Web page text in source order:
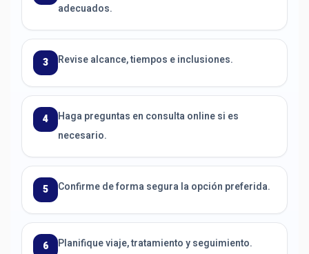
adecuados.
3 Revise alcance, tiempos e inclusiones.
4
Haga preguntas en consulta online si es
necesario.
5 Confirme de forma segura la opción preferida.
6 Planifique viaje, tratamiento y seguimiento.